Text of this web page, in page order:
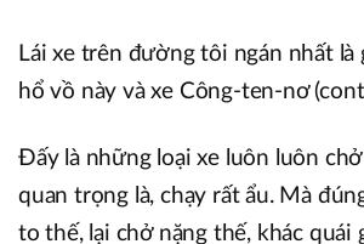
Lái xe trên đường tôi ngán nhất là
hổ vồ này và xe Công-ten-nơ
Đấy là những loại xe luôn luôn
quan trọng là, chạy rất ẩu. Mà
to thế, lại chở nặng thế, khác quái